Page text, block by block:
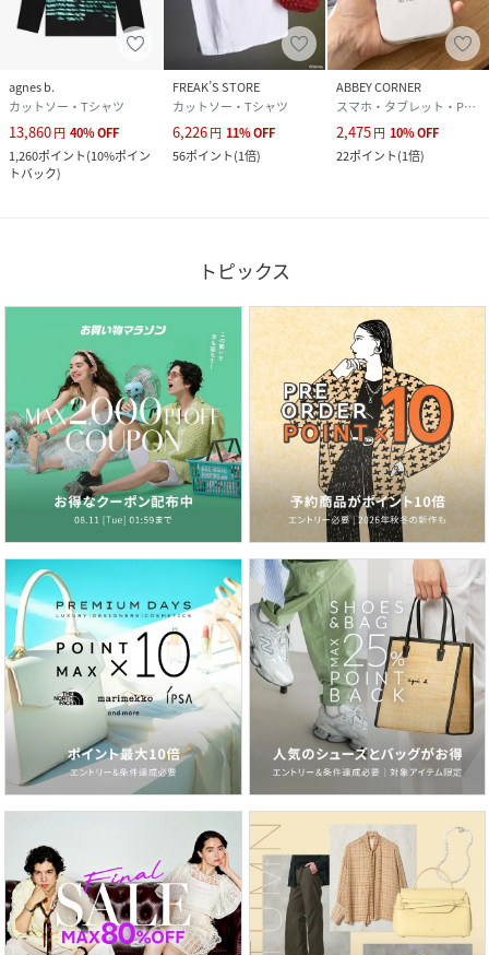
agnes b.
カットソー・Tシャツ
13,860円 40%OFF
1,260ポイント(10%ポイン
トバック)
FREAK’S STORE
カットソー・Tシャツ
6,226円 11%OFF
56ポイント(1倍)
ABBEY CORNER
スマホ・タブレット・PCケース/カバー
2,475円 10%OFF
22ポイント(1倍)
トピックス